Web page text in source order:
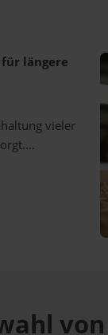
längere
vieler